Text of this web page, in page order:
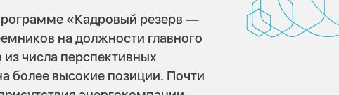
«Кадровый резерв —
на должности главного
числа перспективных
более высокие позиции. Почти